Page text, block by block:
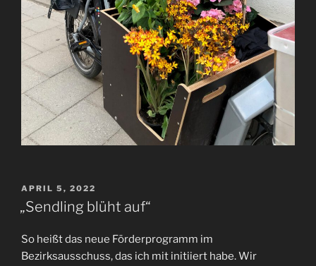
VERÖFFENTLICHT
AM
APRIL 5, 2022
„Sendling blüht auf“
So heißt das neue Förderprogramm im
Bezirksausschuss, das ich mit initiiert habe. Wir